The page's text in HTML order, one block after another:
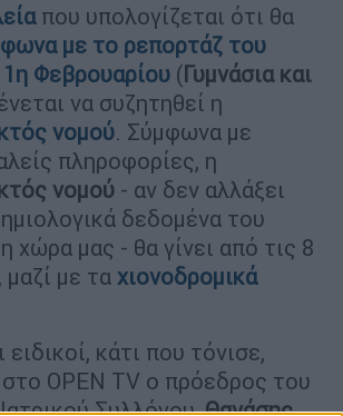
που υπολογίζεται ότι θα
με το ρεπορτάζ του
Φεβρουαρίου (Γυμνάσια και
να συζητηθεί η
νομού. Σύμφωνα με
πληροφορίες, η
νομού - αν δεν αλλάξει
δεδομένα του
χώρα μας - θα γίνει από τις 8
με τα χιονοδρομικά
ειδικοί, κάτι που τόνισε,
OPEN TV ο πρόεδρος του
Συλλόγου,Θανάσης